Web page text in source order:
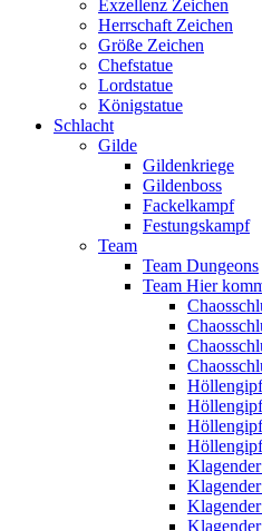
Exzellenz Zeichen
Herrschaft Zeichen
Größe Zeichen
Chefstatue
Lordstatue
Königstatue
Schlacht
Gilde
Gildenkriege
Gildenboss
Fackelkampf
Festungskampf
Team
Team Dungeons
Team Hier